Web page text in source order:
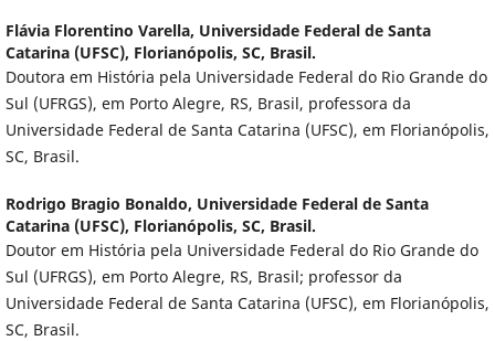
Flávia Florentino Varella, Universidade Federal de Santa
Catarina (UFSC), Florianópolis, SC, Brasil.
Doutora em História pela Universidade Federal do Rio Grande do
Sul (UFRGS), em Porto Alegre, RS, Brasil, professora da
Universidade Federal de Santa Catarina (UFSC), em Florianópolis,
SC, Brasil.
Rodrigo Bragio Bonaldo, Universidade Federal de Santa
Catarina (UFSC), Florianópolis, SC, Brasil.
Doutor em História pela Universidade Federal do Rio Grande do
Sul (UFRGS), em Porto Alegre, RS, Brasil; professor da
Universidade Federal de Santa Catarina (UFSC), em Florianópolis,
SC, Brasil.